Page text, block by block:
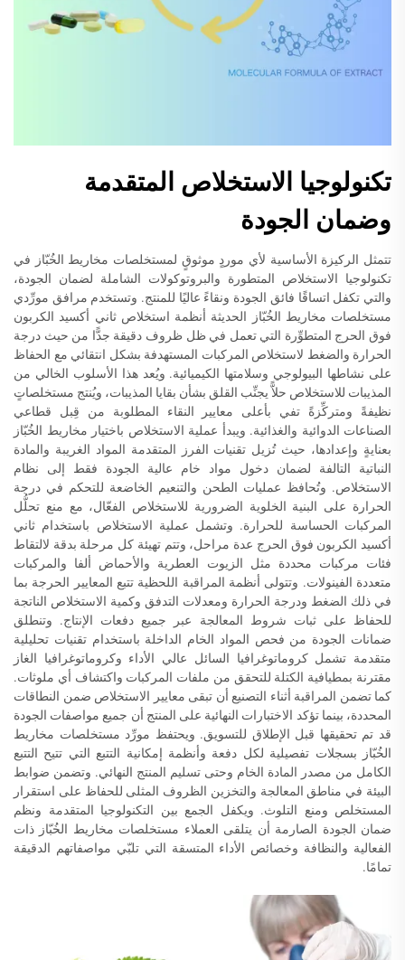
تكنولوجيا الاستخلاص المتقدمة
وضمان الجودة
تتمثل الركيزة الأساسية لأي موردٍ موثوقٍ لمستخلصات مخاريط الخُبّاز في
تكنولوجيا الاستخلاص المتطورة والبروتوكولات الشاملة لضمان الجودة،
والتي تكفل اتساقًا فائق الجودة ونقاءً عاليًا للمنتج. وتستخدم مرافق مورِّدي
مستخلصات مخاريط الخُبّاز الحديثة أنظمة استخلاص ثاني أكسيد الكربون
فوق الحرج المتطوِّرة التي تعمل في ظل ظروف دقيقة جدًّا من حيث درجة
الحرارة والضغط لاستخلاص المركبات المستهدفة بشكل انتقائي مع الحفاظ
على نشاطها البيولوجي وسلامتها الكيميائية. ويُعد هذا الأسلوب الخالي من
المذيبات للاستخلاص حلاًّ يجنِّب القلق بشأن بقايا المذيبات، ويُنتج مستخلصاتٍ
نظيفةً ومتركِّزةً تفي بأعلى معايير النقاء المطلوبة من قِبل قطاعي
الصناعات الدوائية والغذائية. ويبدأ عملية الاستخلاص باختيار مخاريط الخُبّاز
بعنايةٍ وإعدادها، حيث تُزيل تقنيات الفرز المتقدمة المواد الغريبة والمادة
النباتية التالفة لضمان دخول مواد خام عالية الجودة فقط إلى نظام
الاستخلاص. وتُحافظ عمليات الطحن والتنعيم الخاضعة للتحكم في درجة
الحرارة على البنية الخلوية الضرورية للاستخلاص الفعّال، مع منع تحلُّل
المركبات الحساسة للحرارة. وتشمل عملية الاستخلاص باستخدام ثاني
أكسيد الكربون فوق الحرج عدة مراحل، وتتم تهيئة كل مرحلة بدقة لالتقاط
فئات مركبات محددة مثل الزيوت العطرية والأحماض ألفا والمركبات
متعددة الفينولات. وتتولى أنظمة المراقبة اللحظية تتبع المعايير الحرجة بما
في ذلك الضغط ودرجة الحرارة ومعدلات التدفق وكمية الاستخلاص الناتجة
للحفاظ على ثبات شروط المعالجة عبر جميع دفعات الإنتاج. وتنطلق
ضمانات الجودة من فحص المواد الخام الداخلة باستخدام تقنيات تحليلية
متقدمة تشمل كروماتوغرافيا السائل عالي الأداء وكروماتوغرافيا الغاز
مقترنة بمطيافية الكتلة للتحقق من ملفات المركبات واكتشاف أي ملوثات.
كما تضمن المراقبة أثناء التصنيع أن تبقى معايير الاستخلاص ضمن النطاقات
المحددة، بينما تؤكد الاختبارات النهائية على المنتج أن جميع مواصفات الجودة
قد تم تحقيقها قبل الإطلاق للتسويق. ويحتفظ مورِّد مستخلصات مخاريط
الخُبّاز بسجلات تفصيلية لكل دفعة وأنظمة إمكانية التتبع التي تتيح التتبع
الكامل من مصدر المادة الخام وحتى تسليم المنتج النهائي. وتضمن ضوابط
البيئة في مناطق المعالجة والتخزين الظروف المثلى للحفاظ على استقرار
المستخلص ومنع التلوث. ويكفل الجمع بين التكنولوجيا المتقدمة ونظم
ضمان الجودة الصارمة أن يتلقى العملاء مستخلصات مخاريط الخُبّاز ذات
الفعالية والنظافة وخصائص الأداء المتسقة التي تلبّي مواصفاتهم الدقيقة
تمامًا.